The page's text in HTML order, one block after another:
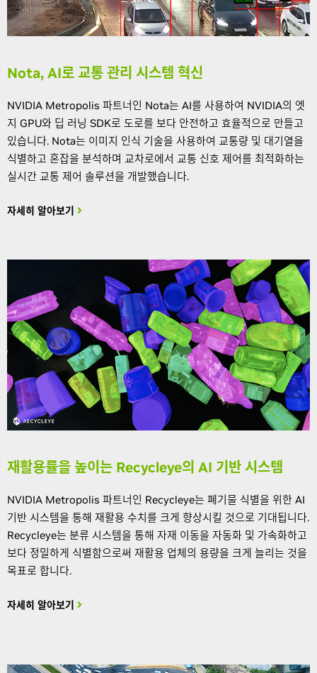
Nota, AI로 교통 관리 시스템 혁신
NVIDIA Metropolis 파트너인 Nota는 AI를 사용하여 NVIDIA의 엣
지 GPU와 딥 러닝 SDK로 도로를 보다 안전하고 효율적으로 만들고
있습니다. Nota는 이미지 인식 기술을 사용하여 교통량 및 대기열을
식별하고 혼잡을 분석하며 교차로에서 교통 신호 제어를 최적화하는
실시간 교통 제어 솔루션을 개발했습니다.
자세히 알아보기
재활용률을 높이는 Recycleye의 AI 기반 시스템
NVIDIA Metropolis 파트너인 Recycleye는 폐기물 식별을 위한 AI
기반 시스템을 통해 재활용 수치를 크게 향상시킬 것으로 기대됩니다.
Recycleye는 분류 시스템을 통해 자재 이동을 자동화 및 가속화하고
보다 정밀하게 식별함으로써 재활용 업체의 용량을 크게 늘리는 것을
목표로 합니다.
자세히 알아보기